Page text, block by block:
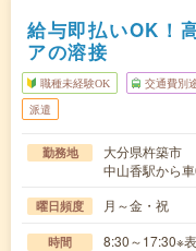
給与即払いOK！
アの溶接
職種未経験OK 交通費別
派遣
勤務地
大分県杵築市
中山香駅から
曜日頻度 月～金・祝
時間 8:30～17:30※